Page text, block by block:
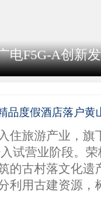
电F5G-A创新
品度假酒店落户黄
住旅游产业，旗
试营业阶段。
的古村落文化遗
利用古建资源，